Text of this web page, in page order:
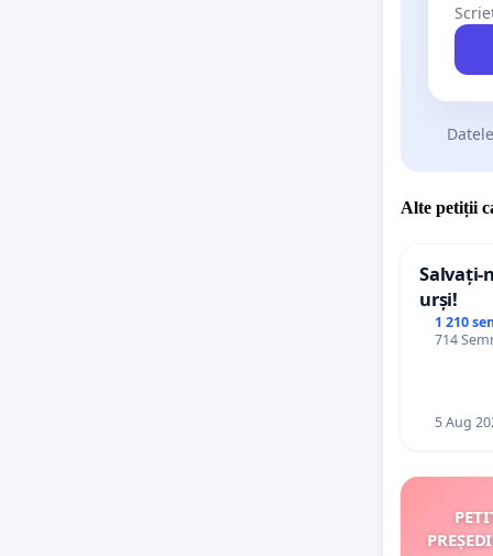
Alte petiții
Salvați-
urși!
1 210
714
5 Aug